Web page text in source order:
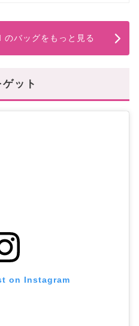
バッグをもっと見る
ット
on Instagram